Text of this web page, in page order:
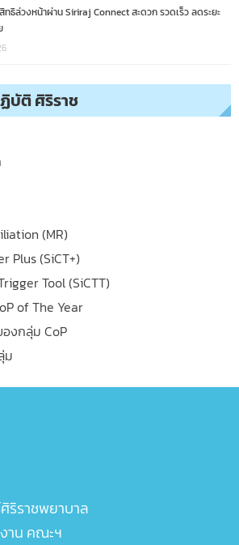
ทธิล่วงหน้าผ่าน Siriraj Connect สะดวก รวดเร็ว ลดระยะ
ติ ศิริราช
(MR)
Plus (SiCT+)
Tool (SiCTT)
of The Year
องกลุ่ม CoP
ม
ราชพยาบาล
าน คณะฯ